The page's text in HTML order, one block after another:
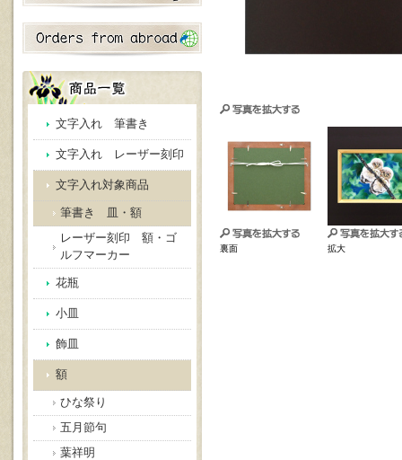
文字入れ 筆書き
文字入れ レーザー刻印
文字入れ対象商品
筆書き 皿・額
レーザー刻印 額・ゴ
ルフマーカー
花瓶
小皿
飾皿
額
ひな祭り
五月節句
葉祥明
裏面 拡大